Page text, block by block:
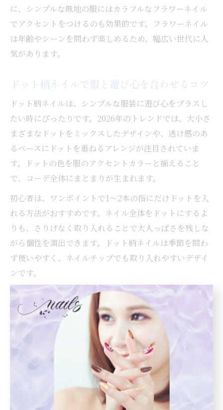
に、シンプルな無地の服にはカラフルなフラワーネイル
でアクセントをつけるのも効果的です。フラワーネイル
は年齢やシーンを問わず楽しめるため、幅広い世代に人
気があります。
ドット柄ネイルで服と遊び心を合わせるコツ
ドット柄ネイルは、シンプルな服装に遊び心をプラスし
たい時にぴったりです。2026年のトレンドでは、大小さ
まざまなドットをミックスしたデザインや、透け感のあ
るベースにドットを重ねるアレンジが注目されていま
す。ドットの色を服のアクセントカラーと揃えること
で、コーデ全体にまとまりが生まれます。
初心者は、ワンポイントで1〜2本の指にだけドットを入
れる方法がおすすめです。ネイル全体をドットにするよ
りも、さりげなく取り入れることで大人っぽさを残しな
がら個性を演出できます。ドット柄ネイルは季節を問わ
ず使いやすく、ネイルチップでも取り入れやすいデザイ
ンです。
ネイルデザインで服の印象をアップデート
ネイルデザインを工夫することで、普段の服装のイメー
ジを簡単にアップデートできます。例えば、いつものカ
ジュアルコーデにトレンドのマグネットネイルやフラワ
ーネイルを合わせるだけで、手元から華やかさや清潔感
が加わります。服とネイルの「同じ色合わせ」や「コン
トラストを意識した配色」も、全体の印象を新鮮に見せ